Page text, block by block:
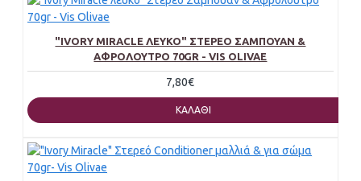
"IVORY MIRACLE ΛΕΥΚΌ" ΣΤΈΡΕΟ ΣΑΜΠΟΥΆΝ &
ΑΦΡΌΛΟΥΤΡΟ 70GR - VIS OLIVAE
7,80€
ΚΑΛΆΘΙ